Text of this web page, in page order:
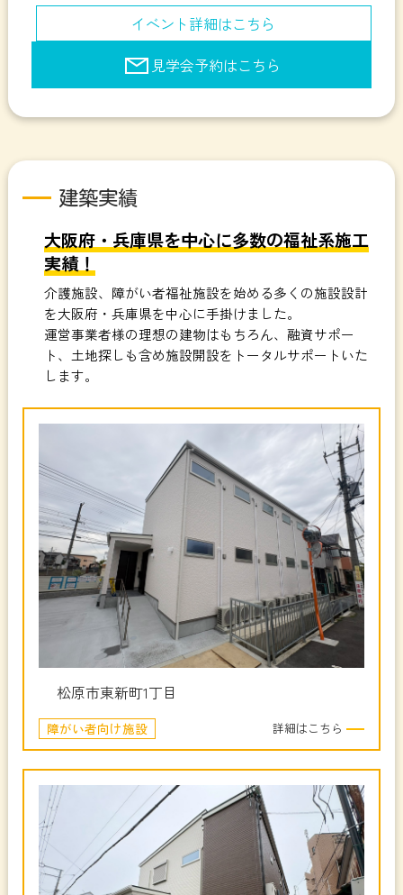
イベント詳細はこちら
見学会予約はこちら
建築実績
大阪府・兵庫県を中心に多数の福祉系施工
実績！
介護施設、障がい者福祉施設を始める多くの施設設計
を大阪府・兵庫県を中心に手掛けました。
運営事業者様の理想の建物はもちろん、融資サポー
ト、土地探しも含め施設開設をトータルサポートいた
します。
松原市東新町1丁目
障がい者向け施設 詳細はこちら